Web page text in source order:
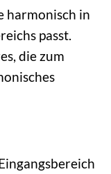
harmonisch in
passt.
die zum